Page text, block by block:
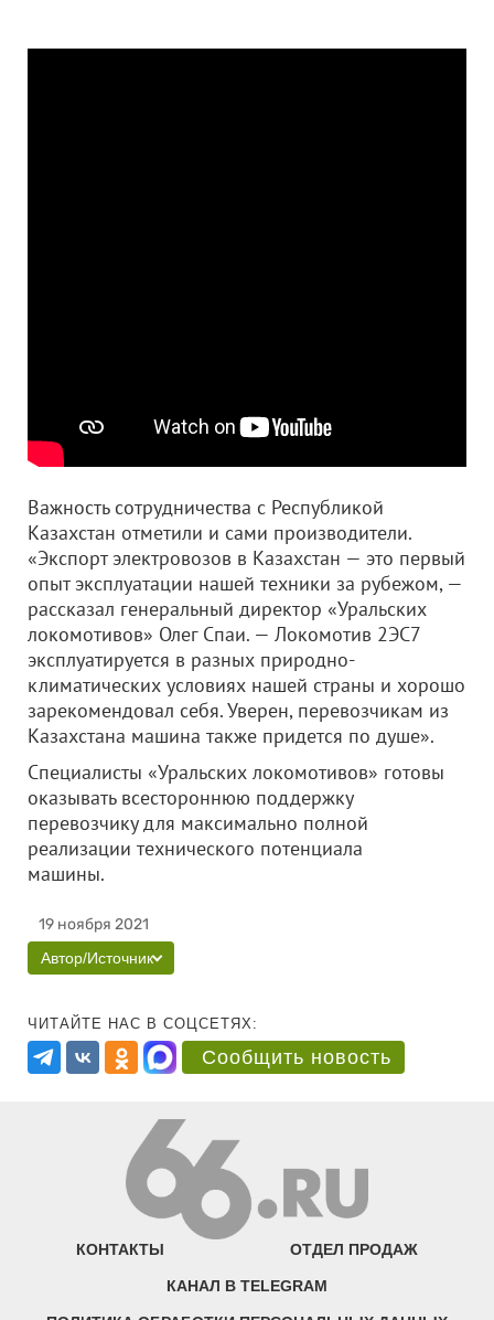
Важность сотрудничества с Республикой
Казахстан отметили и сами производители.
«Экспорт электровозов в Казахстан — это первый
опыт эксплуатации нашей техники за рубежом, —
рассказал генеральный директор «Уральских
локомотивов» Олег Спаи. — Локомотив 2ЭС7
эксплуатируется в разных природно-
климатических условиях нашей страны и хорошо
зарекомендовал себя. Уверен, перевозчикам из
Казахстана машина также придется по душе».
Специалисты «Уральских локомотивов» готовы
оказывать всестороннюю поддержку
перевозчику для максимально полной
реализации технического потенциала
машины.
19 ноября 2021
Автор/Источник
ЧИТАЙТЕ НАС В СОЦСЕТЯХ:
Сообщить новость
КОНТАКТЫ ОТДЕЛ ПРОДАЖ
КАНАЛ В TELEGRAM